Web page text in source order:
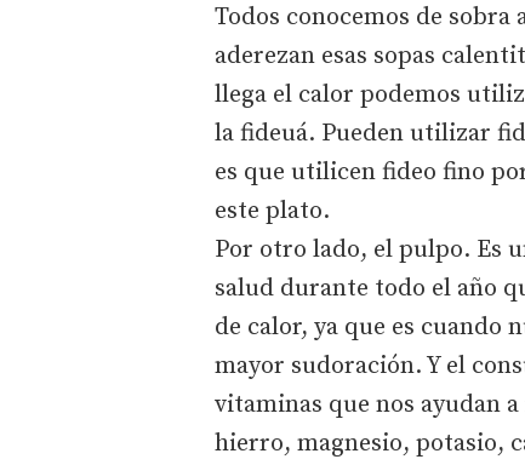
Todos conocemos de
aderezan esas sopas
llega el calor podemos
la fideuá. Pueden utilizar
es que utilicen fideo fino
este plato.
Por otro lado, el pulpo. Es
salud durante todo el año
de calor, ya que es cuando
mayor sudoración. Y el
vitaminas que nos ayudan
hierro, magnesio, potasio,